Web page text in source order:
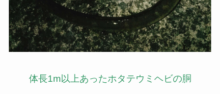
体長1m以上あったホタテウミヘビの胴